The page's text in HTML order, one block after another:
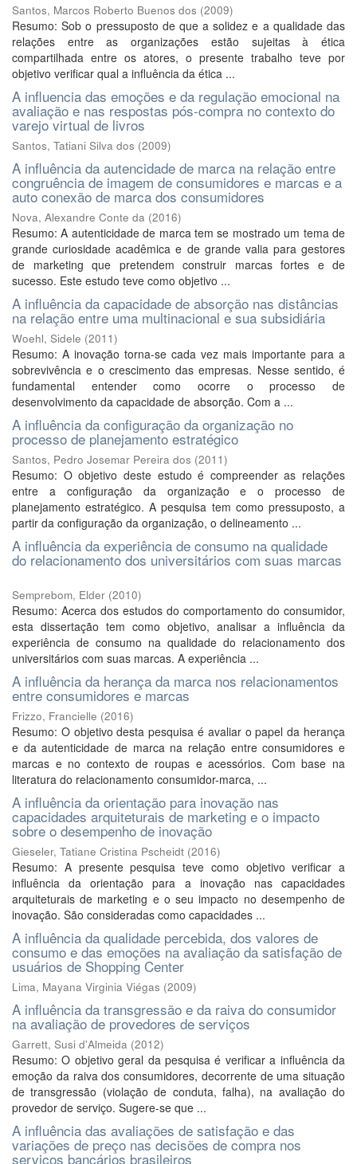
Santos, Marcos Roberto Buenos dos (2009)
Resumo: Sob o pressuposto de que a solidez e a qualidade das
relações entre as organizações estão sujeitas à ética
compartilhada entre os atores, o presente trabalho teve por
objetivo verificar qual a influência da ética ...
A influencia das emoções e da regulação emocional na
avaliação e nas respostas pós-compra no contexto do
varejo virtual de livros
Santos, Tatiani Silva dos (2009)
A influência da autencidade de marca na relação entre
congruência de imagem de consumidores e marcas e a
auto conexão de marca dos consumidores
Nova, Alexandre Conte da (2016)
Resumo: A autenticidade de marca tem se mostrado um tema de
grande curiosidade acadêmica e de grande valia para gestores
de marketing que pretendem construir marcas fortes e de
sucesso. Este estudo teve como objetivo ...
A influência da capacidade de absorção nas distâncias
na relação entre uma multinacional e sua subsidiária
Woehl, Sidele (2011)
Resumo: A inovação torna-se cada vez mais importante para a
sobrevivência e o crescimento das empresas. Nesse sentido, é
fundamental entender como ocorre o processo de
desenvolvimento da capacidade de absorção. Com a ...
A influência da configuração da organização no
processo de planejamento estratégico
Santos, Pedro Josemar Pereira dos (2011)
Resumo: O objetivo deste estudo é compreender as relações
entre a configuração da organização e o processo de
planejamento estratégico. A pesquisa tem como pressuposto, a
partir da configuração da organização, o delineamento ...
A influência da experiência de consumo na qualidade
do relacionamento dos universitários com suas marcas
Semprebom, Elder (2010)
Resumo: Acerca dos estudos do comportamento do consumidor,
esta dissertação tem como objetivo, analisar a influência da
experiência de consumo na qualidade do relacionamento dos
universitários com suas marcas. A experiência ...
A influência da herança da marca nos relacionamentos
entre consumidores e marcas
Frizzo, Francielle (2016)
Resumo: O objetivo desta pesquisa é avaliar o papel da herança
e da autenticidade de marca na relação entre consumidores e
marcas e no contexto de roupas e acessórios. Com base na
literatura do relacionamento consumidor-marca, ...
A influência da orientação para inovação nas
capacidades arquiteturais de marketing e o impacto
sobre o desempenho de inovação
Gieseler, Tatiane Cristina Pscheidt (2016)
Resumo: A presente pesquisa teve como objetivo verificar a
influência da orientação para a inovação nas capacidades
arquiteturais de marketing e o seu impacto no desempenho de
inovação. São consideradas como capacidades ...
A influência da qualidade percebida, dos valores de
consumo e das emoções na avaliação da satisfação de
usuários de Shopping Center
Lima, Mayana Virginia Viégas (2009)
A influência da transgressão e da raiva do consumidor
na avaliação de provedores de serviços
Garrett, Susi d'Almeida (2012)
Resumo: O objetivo geral da pesquisa é verificar a influência da
emoção da raiva dos consumidores, decorrente de uma situação
de transgressão (violação de conduta, falha), na avaliação do
provedor de serviço. Sugere-se que ...
A influência das avaliações de satisfação e das
variações de preço nas decisões de compra nos
serviços bancários brasileiros